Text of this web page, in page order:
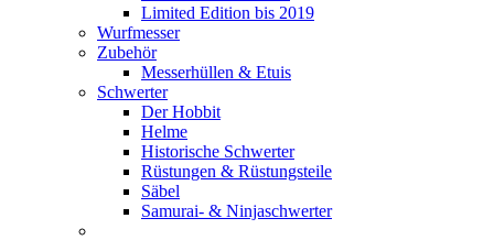
Limited Edition bis 2019
Wurfmesser
Zubehör
Messerhüllen & Etuis
Schwerter
Der Hobbit
Helme
Historische Schwerter
Rüstungen & Rüstungsteile
Säbel
Samurai- & Ninjaschwerter